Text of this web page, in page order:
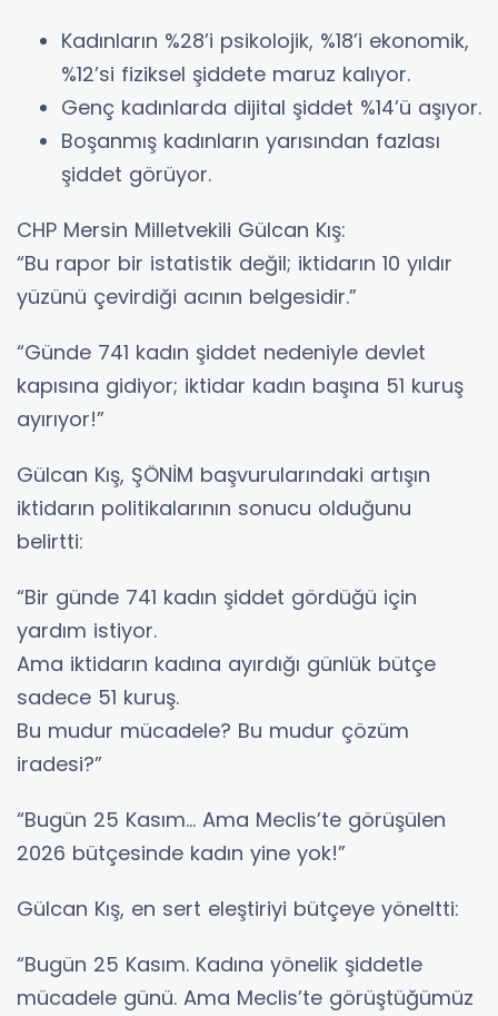
Kadınların %28’i psikolojik, %18’i ekonomik,
%12’si fiziksel şiddete maruz kalıyor.
Genç kadınlarda dijital şiddet %14’ü aşıyor.
Boşanmış kadınların yarısından fazlası
şiddet görüyor.
CHP Mersin Milletvekili Gülcan Kış:
“Bu rapor bir istatistik değil; iktidarın 10 yıldır
yüzünü çevirdiği acının belgesidir.”
“Günde 741 kadın şiddet nedeniyle devlet
kapısına gidiyor; iktidar kadın başına 51 kuruş
ayırıyor!”
Gülcan Kış, ŞÖNİM başvurularındaki artışın
iktidarın politikalarının sonucu olduğunu
belirtti:
“Bir günde 741 kadın şiddet gördüğü için
yardım istiyor.
Ama iktidarın kadına ayırdığı günlük bütçe
sadece 51 kuruş.
Bu mudur mücadele? Bu mudur çözüm
iradesi?”
“Bugün 25 Kasım… Ama Meclis’te görüşülen
2026 bütçesinde kadın yine yok!”
Gülcan Kış, en sert eleştiriyi bütçeye yöneltti:
“Bugün 25 Kasım. Kadına yönelik şiddetle
mücadele günü. Ama Meclis’te görüştüğümüz